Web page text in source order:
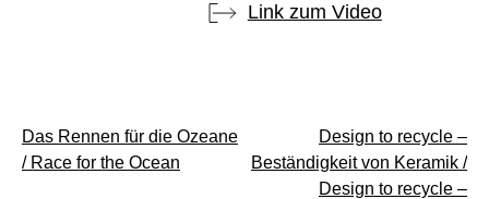
Link zum Video
Beitragsnavigation
Das Rennen für die Ozeane
/ Race for the Ocean
Design to recycle –
Beständigkeit von Keramik /
Design to recycle –